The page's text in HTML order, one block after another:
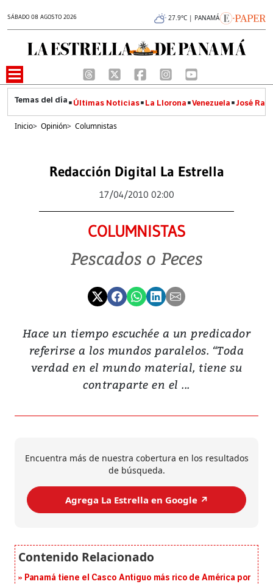
SÁBADO 08 AGOSTO 2026 27.9°C | PANAMÁ
Últimas Noticias La Llorona Venezuela José
Inicio> Opinión> Columnistas
Redacción Digital La Estrella
17/04/2010 02:00
COLUMNISTAS
Pescados o Peces
Hace un tiempo escuchée a un predicador
referirse a los mundos paralelos. “Toda
verdad en el mundo material, tiene su
contraparte en el ...
Encuentra más de nuestra cobertura en los resultados
de búsqueda.
Agrega La Estrella en Google ↗️
Panamá tiene el Casco Antiguo más rico de América por